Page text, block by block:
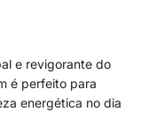
e revigorante do
é perfeito para
energética no dia